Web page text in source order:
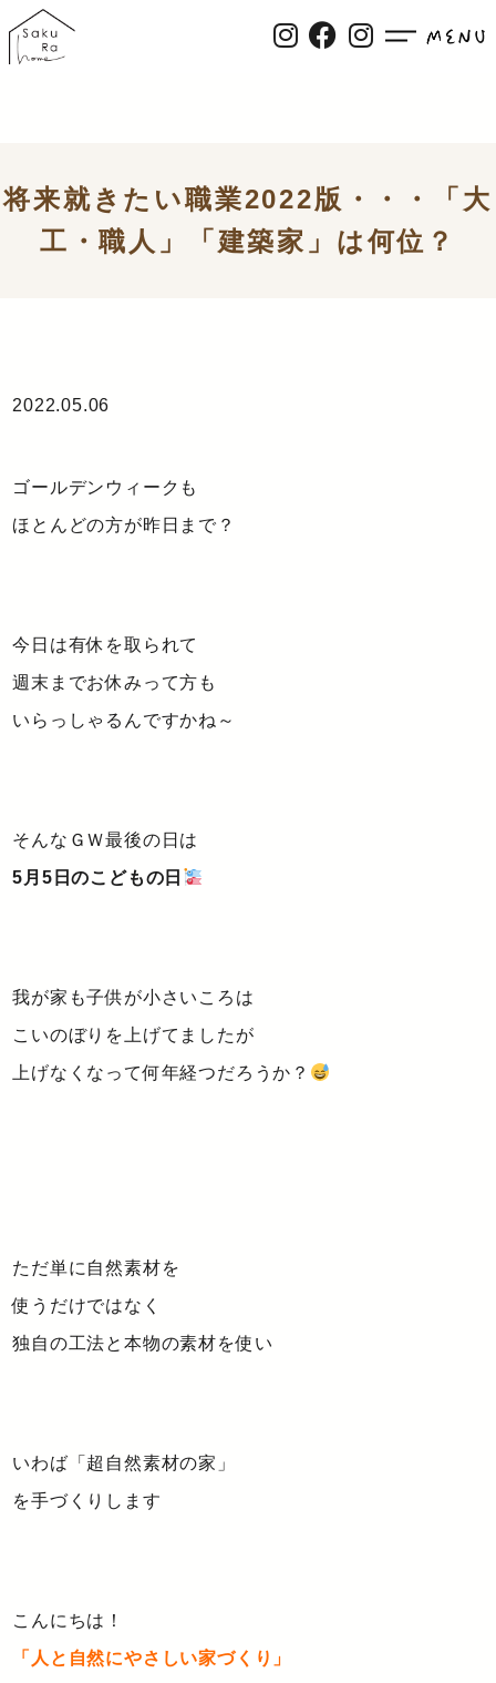
将来就きたい職業2022版・・・「大
工・職人」「建築家」は何位？
2022.05.06
ゴールデンウィークも
ほとんどの方が昨日まで？
今日は有休を取られて
週末までお休みって方も
いらっしゃるんですかね～
そんなＧＷ最後の日は
5月5日のこどもの日
我が家も子供が小さいころは
こいのぼりを上げてましたが
上げなくなって何年経つだろうか？
ただ単に自然素材を
使うだけではなく
独自の工法と本物の素材を使い
いわば「超自然素材の家」
を手づくりします
こんにちは！
「人と自然にやさしい家づくり」